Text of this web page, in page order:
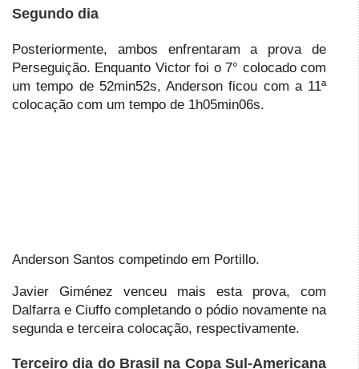
Segundo dia
Posteriormente, ambos enfrentaram a prova de
Perseguição. Enquanto Victor foi o 7° colocado com
um tempo de 52min52s, Anderson ficou com a 11ª
colocação com um tempo de 1h05min06s.
Anderson Santos competindo em Portillo.
Javier Giménez venceu mais esta prova, com
Dalfarra e Ciuffo completando o pódio novamente na
segunda e terceira colocação, respectivamente.
Terceiro dia do Brasil na Copa Sul-Americana